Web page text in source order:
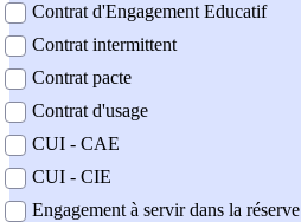
Contrat d'Engagement Educatif
Contrat intermittent
Contrat pacte
Contrat d'usage
CUI - CAE
CUI - CIE
Engagement à servir dans la réserve